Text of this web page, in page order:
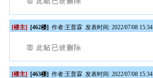
[楼主] [462楼] 作者:王普霖 发表时间: 2022/07/08 15:34
[楼主] [463楼] 作者:王普霖 发表时间: 2022/07/08 15:34